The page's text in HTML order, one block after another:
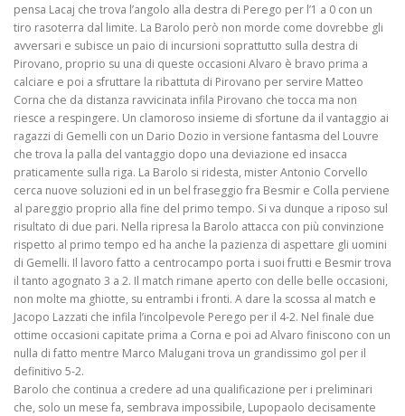
pensa Lacaj che trova l’angolo alla destra di Perego per l’1 a 0 con un
tiro rasoterra dal limite. La Barolo però non morde come dovrebbe gli
avversari e subisce un paio di incursioni soprattutto sulla destra di
Pirovano, proprio su una di queste occasioni Alvaro è bravo prima a
calciare e poi a sfruttare la ribattuta di Pirovano per servire Matteo
Corna che da distanza ravvicinata infila Pirovano che tocca ma non
riesce a respingere. Un clamoroso insieme di sfortune da il vantaggio ai
ragazzi di Gemelli con un Dario Dozio in versione fantasma del Louvre
che trova la palla del vantaggio dopo una deviazione ed insacca
praticamente sulla riga. La Barolo si ridesta, mister Antonio Corvello
cerca nuove soluzioni ed in un bel fraseggio fra Besmir e Colla perviene
al pareggio proprio alla fine del primo tempo. Si va dunque a riposo sul
risultato di due pari. Nella ripresa la Barolo attacca con più convinzione
rispetto al primo tempo ed ha anche la pazienza di aspettare gli uomini
di Gemelli. Il lavoro fatto a centrocampo porta i suoi frutti e Besmir trova
il tanto agognato 3 a 2. Il match rimane aperto con delle belle occasioni,
non molte ma ghiotte, su entrambi i fronti. A dare la scossa al match e
Jacopo Lazzati che infila l’incolpevole Perego per il 4-2. Nel finale due
ottime occasioni capitate prima a Corna e poi ad Alvaro finiscono con un
nulla di fatto mentre Marco Malugani trova un grandissimo gol per il
definitivo 5-2.
Barolo che continua a credere ad una qualificazione per i preliminari
che, solo un mese fa, sembrava impossibile, Lupopaolo decisamente